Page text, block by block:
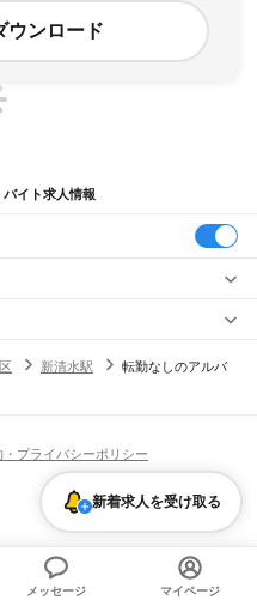
ウンロード
イト求人情報
富士市 磐田市 焼津市 掛川市
御前崎市菊川市伊豆の国市
榛原郡周智郡
富士宮駅西富士宮駅沼久保駅
精肉・鮮魚加工給食調理
バー（BAR）・バーテンダー
長・マネージャー）
ルートセールス
店・携帯販売（携帯ショップ）
髪型・髪色自由ひげOK ネイルOK
留学生・外国人活躍中
み等）
週2・3日からOK 週4日以上OK
新清水駅
転勤なしのアルバ
新着求人を受け取る
・プライバシーポリシー
メッセージ マイページ